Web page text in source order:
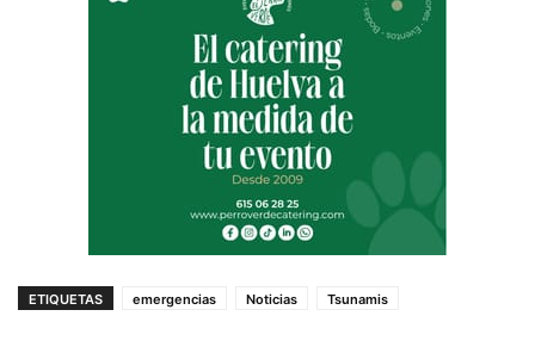
ETIQUETAS emergencias Noticias Tsunamis